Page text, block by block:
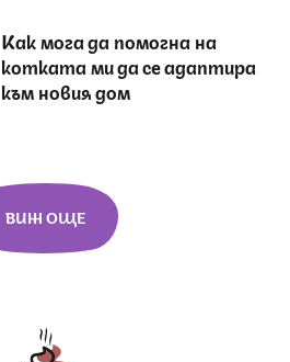
Как мога да помогна на
котката ми да се адаптира
към новия дом
ВИЖ ОЩЕ